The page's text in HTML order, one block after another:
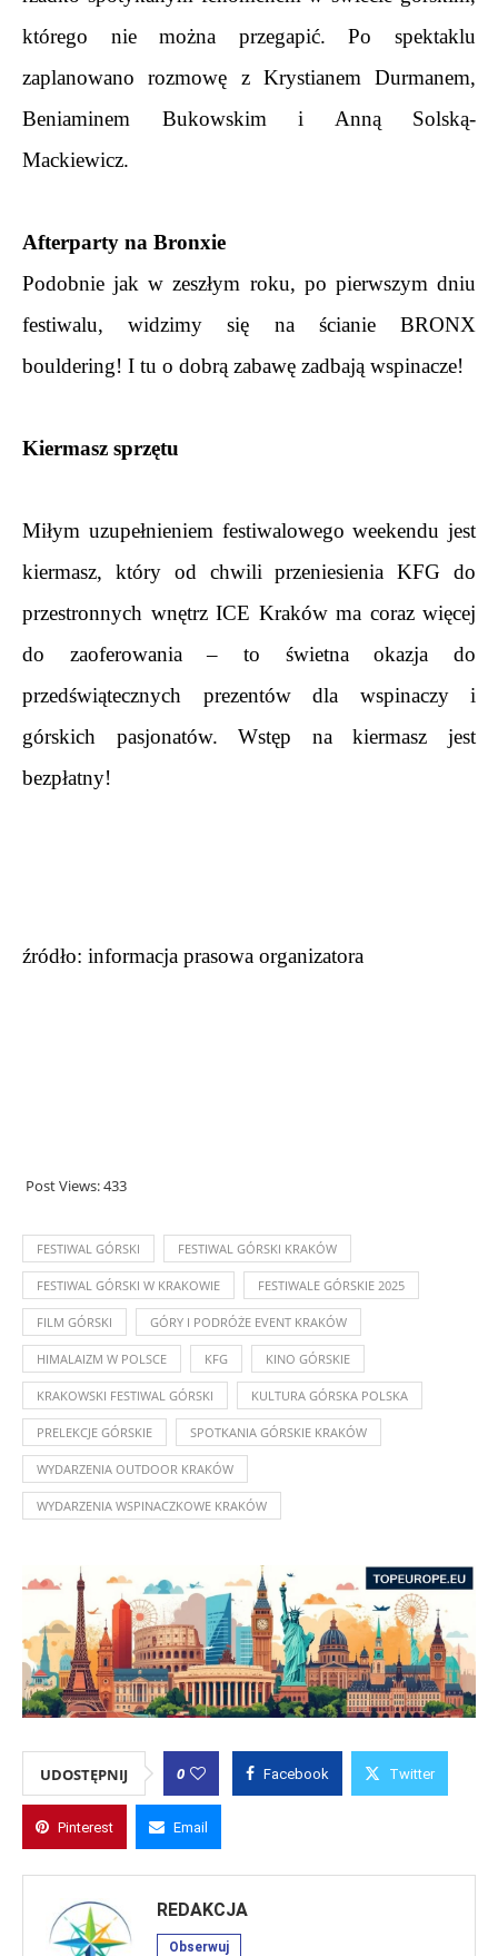
którego nie można przegapić. Po spektaklu
zaplanowano rozmowę z Krystianem Durmanem,
Beniaminem Bukowskim i Anną Solską-
Mackiewicz.
Afterparty na Bronxie
Podobnie jak w zeszłym roku, po pierwszym dniu
festiwalu, widzimy się na ścianie BRONX
bouldering! I tu o dobrą zabawę zadbają wspinacze!
Kiermasz sprzętu
Miłym uzupełnieniem festiwalowego weekendu jest
kiermasz, który od chwili przeniesienia KFG do
przestronnych wnętrz ICE Kraków ma coraz więcej
do zaoferowania – to świetna okazja do
przedświątecznych prezentów dla wspinaczy i
górskich pasjonatów. Wstęp na kiermasz jest
bezpłatny!
źródło: informacja prasowa organizatora
Post Views:433
FESTIWAL GÓRSKI FESTIWAL GÓRSKI KRAKÓW
FESTIWAL GÓRSKI W KRAKOWIE FESTIWALE GÓRSKIE 2025
FILM GÓRSKI GÓRY I PODRÓŻE EVENT KRAKÓW
HIMALAIZM W POLSCE KFG KINO GÓRSKIE
KRAKOWSKI FESTIWAL GÓRSKI KULTURA GÓRSKA POLSKA
PRELEKCJE GÓRSKIE SPOTKANIA GÓRSKIE KRAKÓW
WYDARZENIA OUTDOOR KRAKÓW
WYDARZENIA WSPINACZKOWE KRAKÓW
UDOSTĘPNIJ 0 Facebook Twitter
Pinterest Email
REDAKCJA
Obserwuj